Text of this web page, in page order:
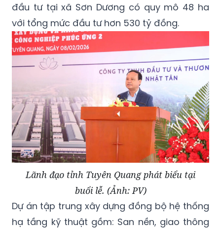
đầu tư tại xã Sơn Dương có quy mô 48 ha
với tổng mức đầu tư hơn 530 tỷ đồng.
Lãnh đạo tỉnh Tuyên Quang phát biểu tại
buổi lễ. (Ảnh: PV)
Dự án tập trung xây dựng đồng bộ hệ thống
hạ tầng kỹ thuật gồm: San nền, giao thông